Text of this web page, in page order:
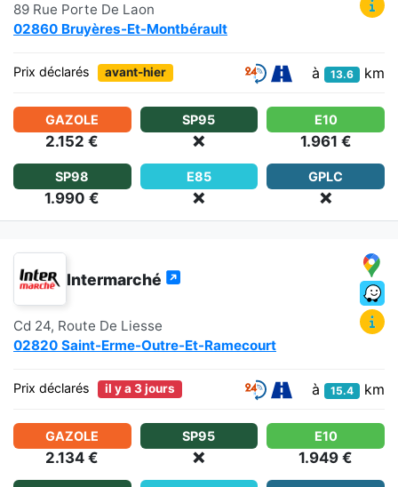
89 Rue Porte De Laon
02860 Bruyères-Et-Montbérault
Prix déclarés avant-hier à 13.6 km
GAZOLE
2.152 €
SP95
❌
E10
1.961 €
SP98
1.990 €
E85
❌
GPLC
❌
Intermarché
Cd 24, Route De Liesse
02820 Saint-Erme-Outre-Et-Ramecourt
Prix déclarés il y a 3 jours à 15.4 km
GAZOLE
2.134 €
SP95
❌
E10
1.949 €